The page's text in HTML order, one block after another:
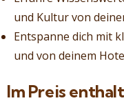
und Kultur von
Entspanne dich mit
und von deinem
Im Preis